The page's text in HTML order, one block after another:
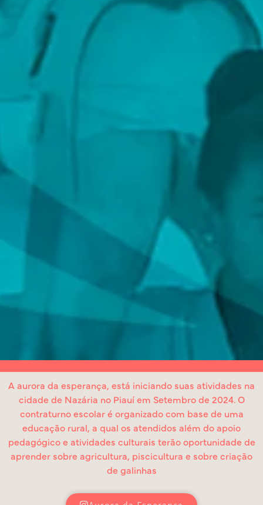
A aurora da esperança, está iniciando suas atividades na
cidade de Nazária no Piauí em Setembro de 2024. O
contraturno escolar é organizado com base de uma
educação rural, a qual os atendidos além do apoio
pedagógico e atividades culturais terão oportunidade de
aprender sobre agricultura, piscicultura e sobre criação
de galinhas